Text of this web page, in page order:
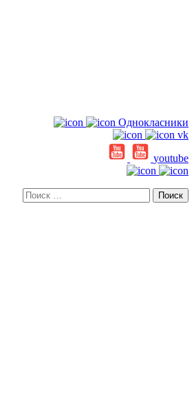
Однокласники
vk
youtube
Искать: